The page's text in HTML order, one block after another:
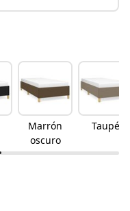
Marrón
oscuro
Taupé